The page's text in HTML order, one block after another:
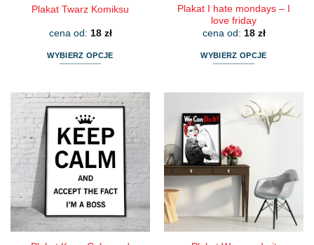
Plakat Twarz Komiksu
cena od: 18 zł
WYBIERZ OPCJE
ma
wiele
wariantów.
Opcje
można
wybrać
na
stronie
produktu
Plakat I hate mondays – I
love friday
cena od: 18 zł
WYBIERZ OPCJE
wiele
wariantów.
Opcje
można
wybrać
na
stronie
produktu